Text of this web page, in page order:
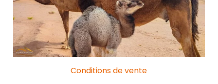
Conditions de vente